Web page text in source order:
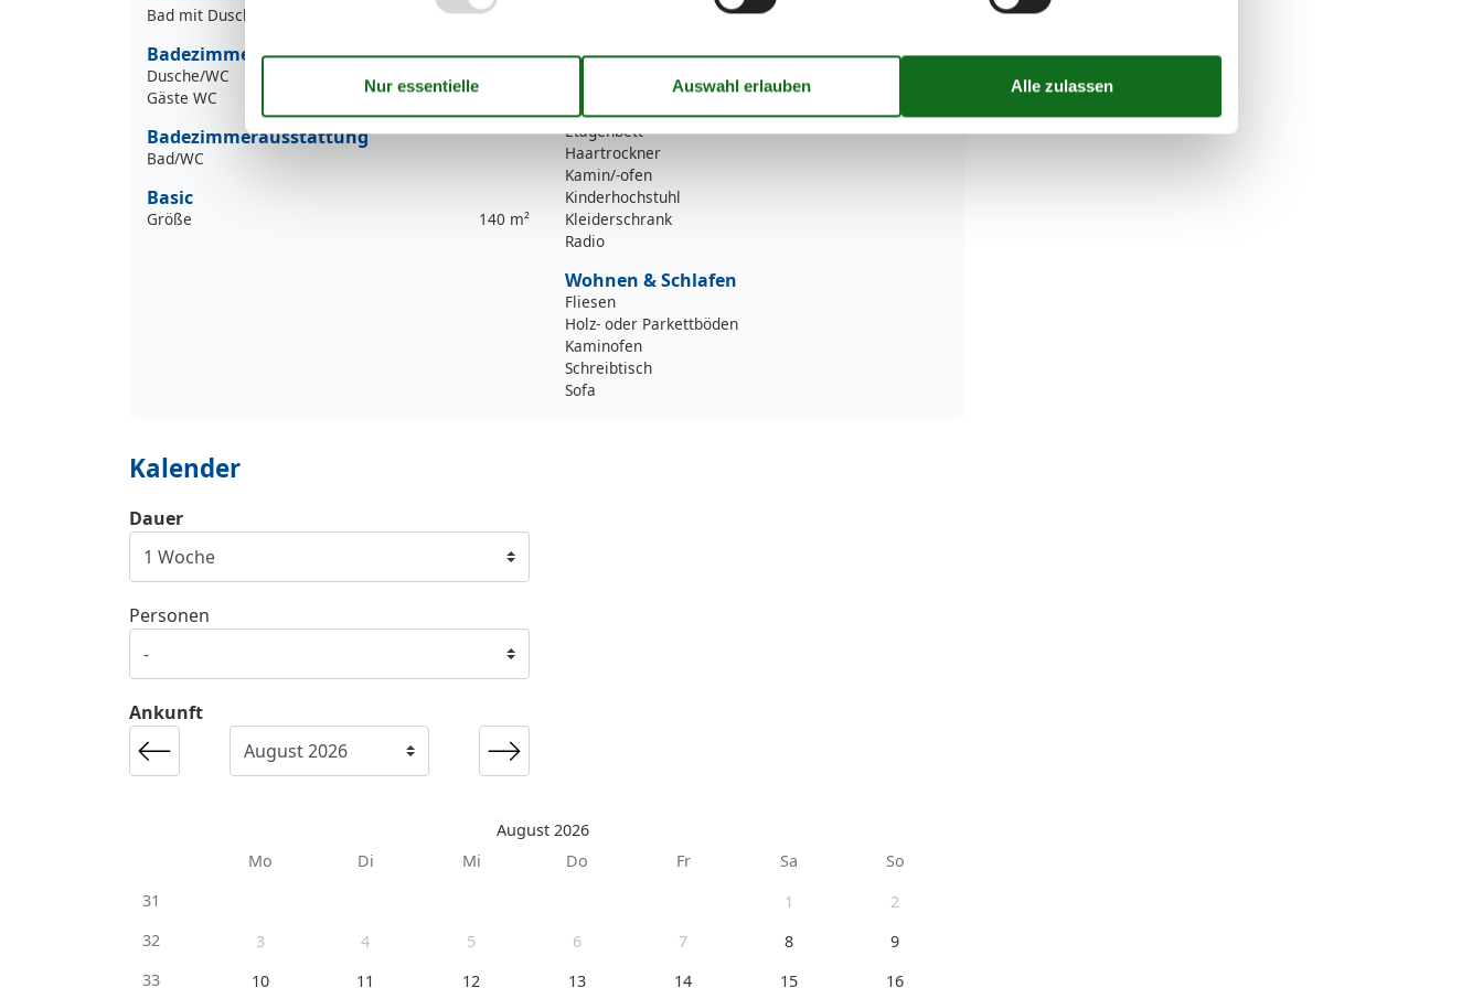
Bad mit Dusche und Badewanne
Badezimmer
Dusche/WC
Gäste WC
Badezimmerausstattung
Bad/WC
Basic
Größe 140 m²
Wohn-/Schlafbereich
BADEWANNE
Etagenbett
Haartrockner
Kamin/-ofen
Kinderhochstuhl
Kleiderschrank
Radio
Wohnen & Schlafen
Fliesen
Holz- oder Parkettböden
Kaminofen
Schreibtisch
Sofa
Kalender
Ankunft
August 2026
Mo
Di Mi Do Fr Sa
So
31
1
2
32
3 4 5 6 7 8
9
33
10 11 12 13 14 15 16
Dauer
Personen